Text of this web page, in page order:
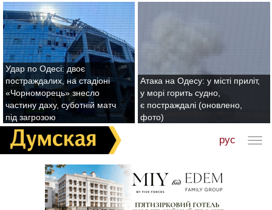
Удар по Одесі: двоє
постраждалих, на стадіоні
«Чорноморець» знесло
частину даху, суботній матч
під загрозою
Атака на Одесу: у місті приліт,
у морі горить судно,
є постраждалі (оновлено,
фото)
рус